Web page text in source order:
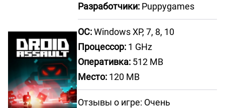
Разработчики: Puppygames
ОС:Windows XP, 7, 8, 10
Процессор: 1 GHz
Оперативка: 512 MB
Место: 120 MB
Отзывы о игре: Очень